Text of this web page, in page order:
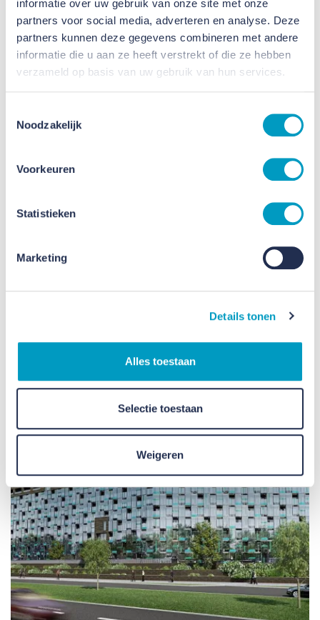
informatie over uw gebruik van onze site met onze
partners voor social media, adverteren en analyse. Deze
partners kunnen deze gegevens combineren met andere
informatie die u aan ze heeft verstrekt of die ze hebben
verzameld op basis van uw gebruik van hun services.
Noodzakelijk
Voorkeuren
Statistieken
Marketing
Details tonen
Alles toestaan
Selectie toestaan
Weigeren
Plataanlaan Baarn